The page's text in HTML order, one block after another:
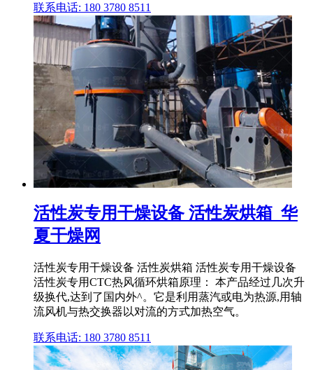
联系电话: 180 3780 8511
活性炭专用干燥设备 活性炭烘箱_华
夏干燥网
活性炭专用干燥设备 活性炭烘箱 活性炭专用干燥设备
活性炭专用CTC热风循环烘箱原理： 本产品经过几次升
级换代,达到了国内外^。它是利用蒸汽或电为热源,用轴
流风机与热交换器以对流的方式加热空气。
联系电话: 180 3780 8511